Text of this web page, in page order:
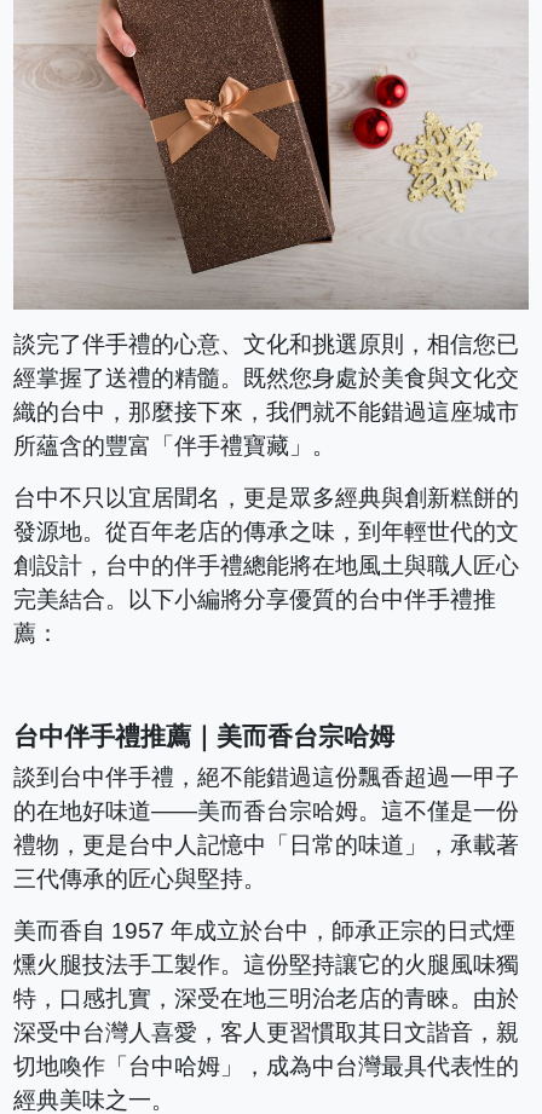
談完了伴手禮的心意、文化和挑選原則，相信您已
經掌握了送禮的精髓。既然您身處於美食與文化交
織的台中，那麼接下來，我們就不能錯過這座城市
所蘊含的豐富「伴手禮寶藏」。
台中不只以宜居聞名，更是眾多經典與創新糕餅的
發源地。從百年老店的傳承之味，到年輕世代的文
創設計，台中的伴手禮總能將在地風土與職人匠心
完美結合。以下小編將分享優質的台中伴手禮推
薦：
台中伴手禮推薦｜美而香台宗哈姆
談到台中伴手禮，絕不能錯過這份飄香超過一甲子
的在地好味道——美而香台宗哈姆。這不僅是一份
禮物，更是台中人記憶中「日常的味道」，承載著
三代傳承的匠心與堅持。
美而香自 1957 年成立於台中，師承正宗的日式煙
燻火腿技法手工製作。這份堅持讓它的火腿風味獨
特，口感扎實，深受在地三明治老店的青睞。由於
深受中台灣人喜愛，客人更習慣取其日文諧音，親
切地喚作「台中哈姆」，成為中台灣最具代表性的
經典美味之一。